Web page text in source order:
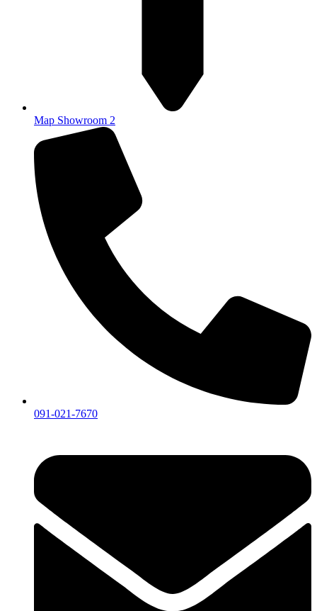
Map Showroom 2
091-021-7670